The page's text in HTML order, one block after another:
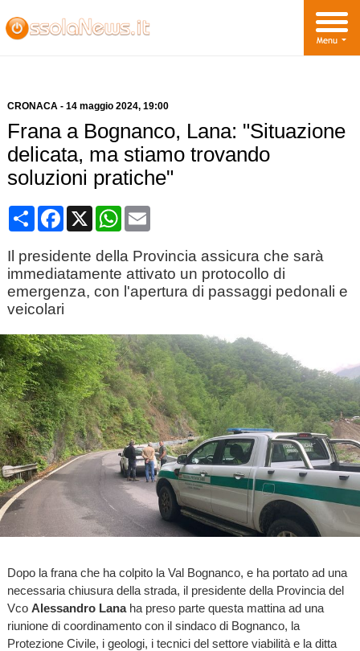
CRONACA- 14 maggio 2024, 19:00
Frana a Bognanco, Lana: "Situazione
delicata, ma stiamo trovando
soluzioni pratiche"
CondividiFacebook
X WhatsApp
Email
Il presidente della Provincia assicura che sarà
immediatamente attivato un protocollo di
emergenza, con l'apertura di passaggi pedonali e
veicolari
Dopo la frana che ha colpito la Val Bognanco, e ha portato ad una
necessaria chiusura della strada, il presidente della Provincia del
Vco Alessandro Lanaha preso parte questa mattina ad una
riunione di coordinamento con il sindaco di Bognanco, la
Protezione Civile, i geologi, i tecnici del settore viabilità e la ditta